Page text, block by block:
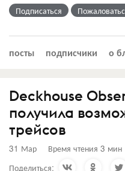
Подписаться
посты подписчики о
Deckhouse
получила
трейсов
31 Мар Время чтения 3 мин
Поделиться: